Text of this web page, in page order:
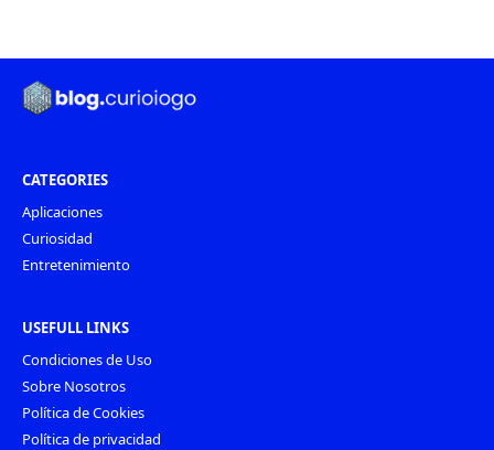
CATEGORIES
Aplicaciones
Curiosidad
Entretenimiento
USEFULL LINKS
Condiciones de Uso
Sobre Nosotros
Política de Cookies
Política de privacidad